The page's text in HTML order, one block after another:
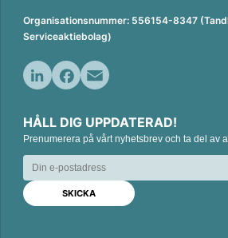
Organisationsnummer: 556154-8347
Serviceaktiebolag)
n
k
e
d
n
c
e
b
o
o
k
a
i
l
HÅLL DIG UPPDATERAD!
Prenumerera på vårt nyhetsbrev och ta del av